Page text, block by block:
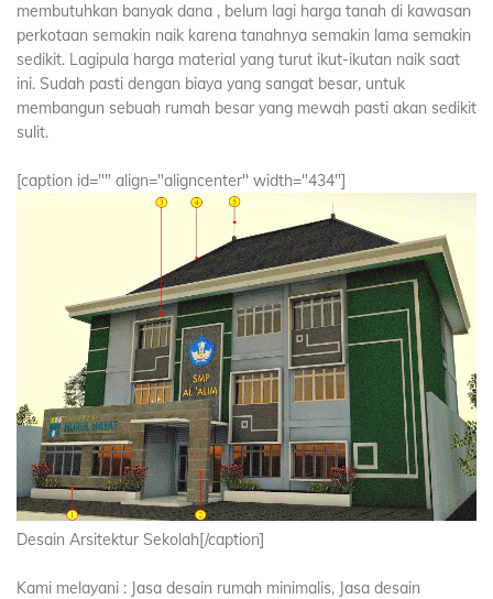
membutuhkan banyak dana , belum lagi harga tanah di kawasan
perkotaan semakin naik karena tanahnya semakin lama semakin
sedikit. Lagipula harga material yang turut ikut-ikutan naik saat
ini. Sudah pasti dengan biaya yang sangat besar, untuk
membangun sebuah rumah besar yang mewah pasti akan sedikit
sulit.
[caption id="" align="aligncenter" width="434"]
Desain Arsitektur Sekolah[/caption]
Kami melayani : Jasa desain rumah minimalis, Jasa desain